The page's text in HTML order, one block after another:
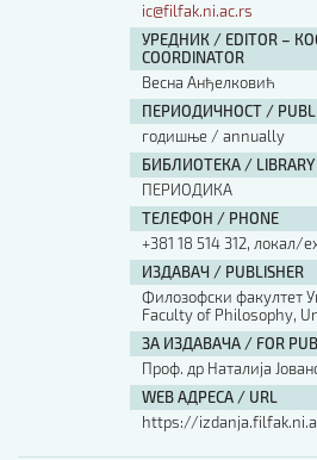
Наслов или део наслова
АУТОР / AUTHOR
ic@filfak.ni.ac.rs
УРЕДНИК / EDITOR –
COORDINATOR
Весна Анђелковић
ПЕРИОДИЧНОСТ /
годишње / annually
БИБЛИОТЕКА / LIBRARY
ПЕРИОДИКА
ТЕЛЕФОН / PHONE
+381 18 514 312, локал/
ИЗДАВАЧ / PUBLISHER
Филозофски факултет
Faculty of Philosophy,
ЗА ИЗДАВАЧА / FOR
Проф. др Наталија
WEB АДРЕСА / URL
https://